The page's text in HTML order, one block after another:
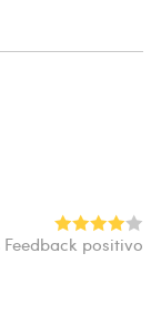
Feedback positivo